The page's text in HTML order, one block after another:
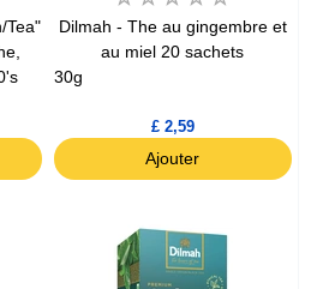
Tea"
Dilmah - The au gingembre et
au miel 20 sachets
30g
£ 2,59
Ajouter